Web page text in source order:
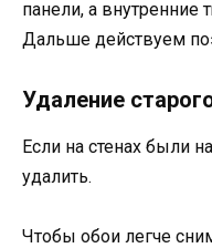
панели, а внутренние
Дальше действуем
Удаление
Если на стенах были
удалить.
Чтобы обои легче